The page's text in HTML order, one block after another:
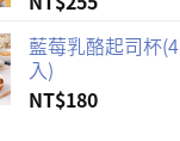
藍莓乳酪起司杯(4
入)
NT$180